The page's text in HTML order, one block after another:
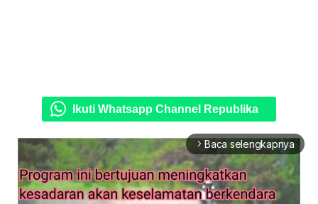
Ikuti Whatsapp Channel Republika
arrow_forward_ios Baca selengkapnya